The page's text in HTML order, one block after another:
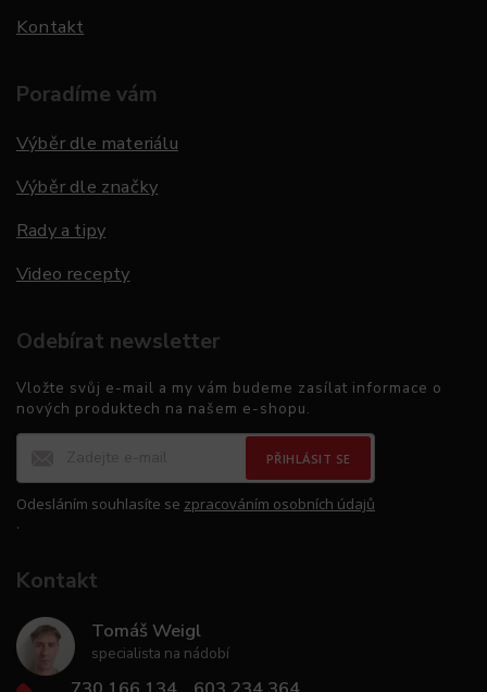
Kontakt
Poradíme vám
Výběr dle materiálu
Výběr dle značky
Rady a tipy
Video recepty
Odebírat newsletter
Vložte svůj e-mail a my vám budeme zasílat informace o
nových produktech na našem e-shopu.
PŘIHLÁSIT SE
Odesláním souhlasíte se zpracováním osobních údajů
.
Kontakt
Tomáš Weigl
specialista na nádobí